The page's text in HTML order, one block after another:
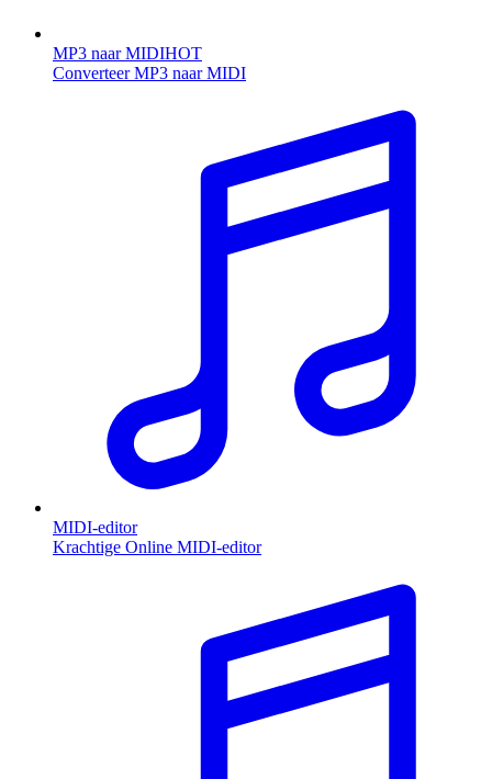
MP3 naar MIDIHOT
Converteer MP3 naar MIDI
MIDI-editor
Krachtige Online MIDI-editor